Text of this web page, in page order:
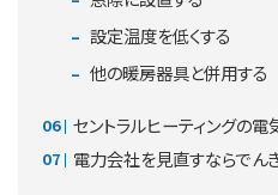
設定温度を低くする
他の暖房器具と併用する
セントラルヒーティングの
電力会社を見直すならでん